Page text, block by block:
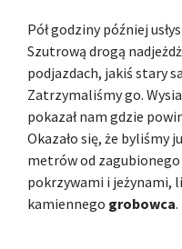
Pół godziny później
Szutrową drogą
podjazdach, jakiś stary
Zatrzymaliśmy go.
pokazał nam gdzie
Okazało się, że byliśmy
metrów od
pokrzywami i jeżynami,
kamiennego grobowca.